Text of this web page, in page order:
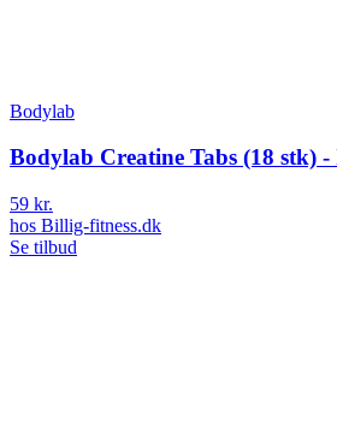
Bodylab
Bodylab Creatine Tabs (18 stk) -
59 kr.
hos Billig-fitness.dk
Se tilbud